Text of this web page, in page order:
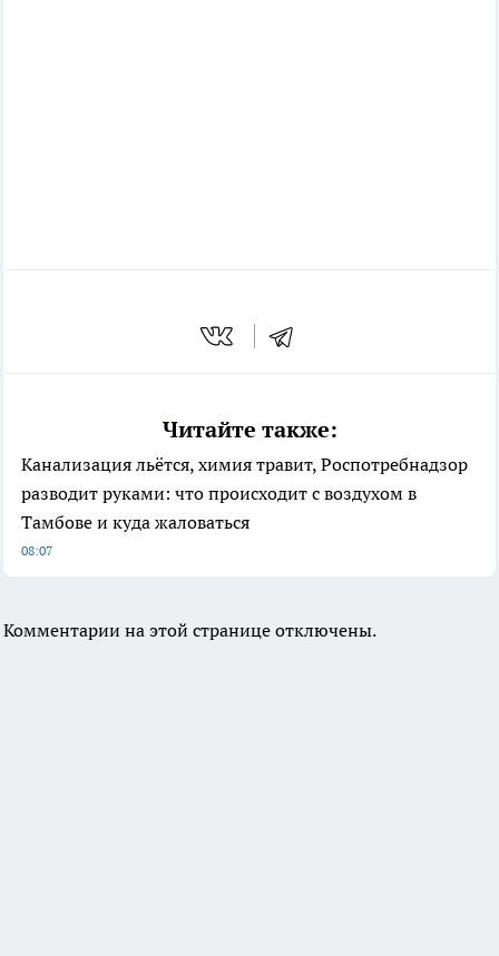
Читайте также:
Канализация льётся, химия травит, Роспотребнадзор
разводит руками: что происходит с воздухом в
Тамбове и куда жаловаться
08:07
Комментарии на этой странице отключены.